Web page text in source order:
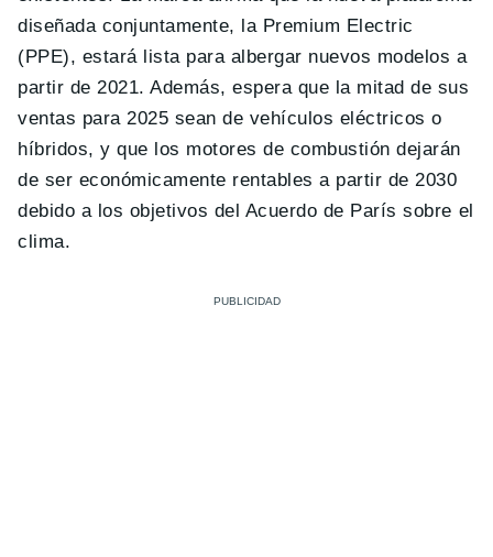
diseñada conjuntamente, la Premium Electric
(PPE), estará lista para albergar nuevos modelos a
partir de 2021. Además, espera que la mitad de sus
ventas para 2025 sean de vehículos eléctricos o
híbridos, y que los motores de combustión dejarán
de ser económicamente rentables a partir de 2030
debido a los objetivos del Acuerdo de París sobre el
clima.